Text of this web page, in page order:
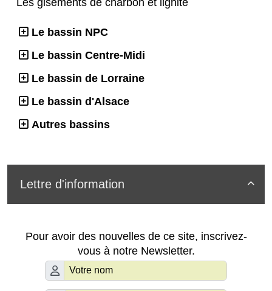
Le bassin NPC
Le bassin Centre-Midi
Le bassin de Lorraine
Le bassin d'Alsace
Autres bassins

Lettre d'information
Pour avoir des nouvelles de ce site, inscrivez-
vous à notre Newsletter.